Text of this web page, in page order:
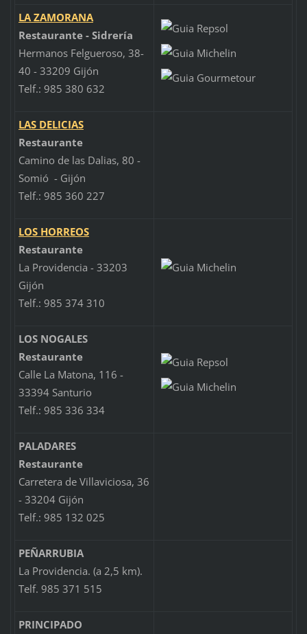
LA ZAMORANA
Restaurante - Sidrería
Hermanos Felgueroso, 38-
40 - 33209 Gijón
Telf.: 985 380 632
LAS DELICIAS
Restaurante
Camino de las Dalias, 80 -
Somió - Gijón
Telf.: 985 360 227
LOS HORREOS
Restaurante
La Providencia - 33203
Gijón
Telf.: 985 374 310
LOS NOGALES
Restaurante
Calle La Matona, 116 -
33394 Santurio
Telf.: 985 336 334
PALADARES
Restaurante
Carretera de Villaviciosa, 36
- 33204 Gijón
Telf.: 985 132 025
PEÑARRUBIA
La Providencia. (a 2,5 km).
Telf. 985 371 515
PRINCIPADO